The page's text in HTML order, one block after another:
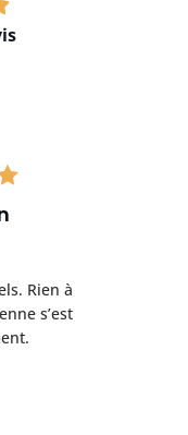
Rien à
s’est